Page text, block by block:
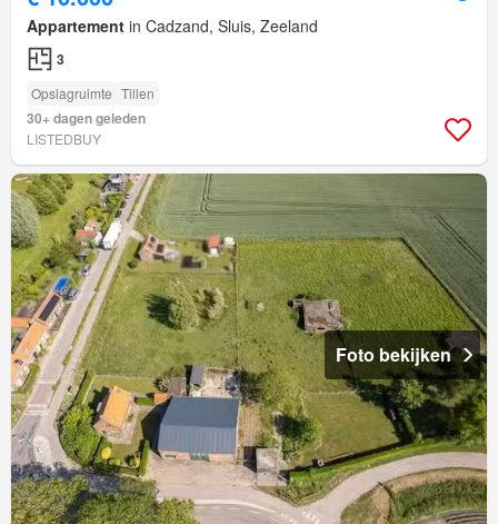
Appartement in Cadzand, Sluis, Zeeland
3
Opslagruimte Tillen
30+ dagen geleden
LISTEDBUY
Foto bekijken